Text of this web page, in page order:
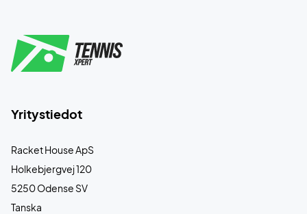
Yritystiedot
Racket House ApS
Holkebjergvej 120
5250 Odense SV
Tanska